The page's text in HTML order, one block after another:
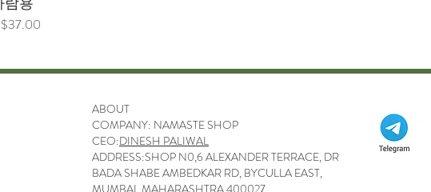
ABOUT
COMPANY: NAMASTE SHOP
CEO:DINESH PALIWAL
ADDRESS:SHOP N0,6 ALEXANDER TERRACE, DR
BADA SHABE AMBEDKAR RD, BYCULLA EAST,
MUMBAI, MAHARASHTRA 400027